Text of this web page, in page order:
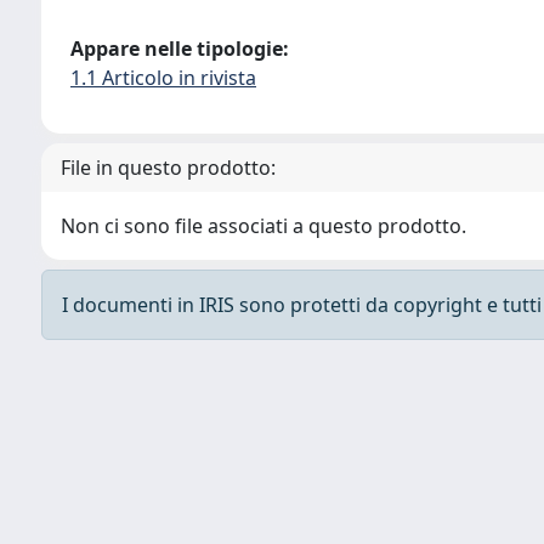
Appare nelle tipologie:
1.1 Articolo in rivista
File in questo prodotto:
Non ci sono file associati a questo prodotto.
I documenti in IRIS sono protetti da copyright e